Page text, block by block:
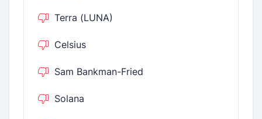
Terra (LUNA)
Celsius
Sam Bankman-Fried
Solana